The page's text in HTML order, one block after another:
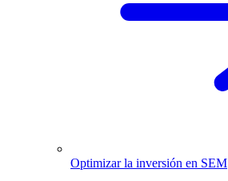
Optimizar la inversión en SEM